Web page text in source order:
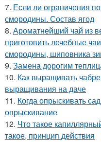
7. Если ли ограничения
смородины. Состав ягод
8. Ароматнейший чай из
приготовить лечебные
смородины, шиповника
9. Замена дорогим
10. Как выращивать
выращивания на даче
11. Когда опрыскивать
опрыскивание
12. Что такое
такое, принцип действия